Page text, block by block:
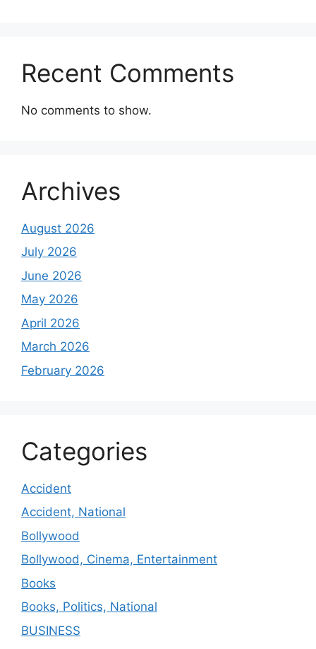
Recent Comments
No comments to show.
Archives
August 2026
July 2026
June 2026
May 2026
April 2026
March 2026
February 2026
Categories
Accident
Accident, National
Bollywood
Bollywood, Cinema, Entertainment
Books
Books, Politics, National
BUSINESS